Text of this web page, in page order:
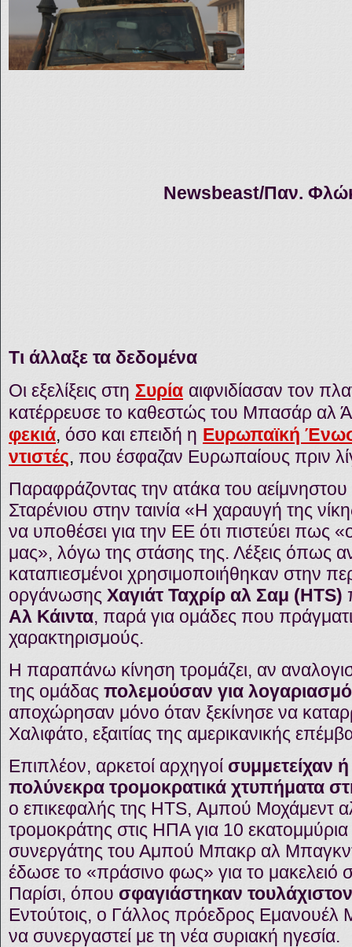
Newsbeast/Παν.
Τι άλλαξε τα δεδομένα
Οι εξελίξεις στη Συρία αιφνιδίασαν τον
κατέρρευσε το καθεστώς του Μπασάρ αλ
φεκιά, όσο και επειδή η Ευρωπαϊκή
ντιστές, που έσφαζαν Ευρωπαίους πριν
Παραφράζοντας την ατάκα του
Σταρένιου στην ταινία «Η χαραυγή της
να υποθέσει για την ΕΕ ότι πιστεύει πως «οι
μας», λόγω της στάσης της. Λέξεις όπως
καταπιεσμένοι χρησιμοποιήθηκαν στην
οργάνωσης Χαγιάτ Ταχρίρ αλ Σαμ (HTS)
Αλ Κάιντα, παρά για ομάδες που
χαρακτηρισμούς.
Η παραπάνω κίνηση τρομάζει, αν
της ομάδας πολεμούσαν για
αποχώρησαν μόνο όταν ξεκίνησε να
Χαλιφάτο, εξαιτίας της αμερικανικής
Επιπλέον, αρκετοί αρχηγοί συμμετείχαν
πολύνεκρα τρομοκρατικά χτυπήματα
ο επικεφαλής της HTS, Αμπού Μοχάμεντ
τρομοκράτης στις ΗΠΑ για 10
συνεργάτης του Αμπού Μπακρ αλ
έδωσε το «πράσινο φως» για το μακελειό
Παρίσι, όπου σφαγιάστηκαν
Εντούτοις, ο Γάλλος πρόεδρος Εμανουέλ
να συνεργαστεί με τη νέα συριακή ηγεσία.